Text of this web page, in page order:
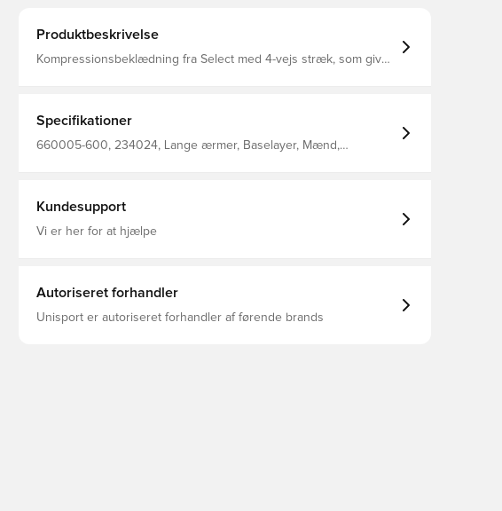
Produktbeskrivelse
Kompressionsbeklædning fra Select med 4-vejs stræk, som giver
Specifikationer
660005-600, 234024, Lange ærmer, Baselayer, Mænd,
Kundesupport
Vi er her for at hjælpe
Autoriseret forhandler
Unisport er autoriseret forhandler af førende brands